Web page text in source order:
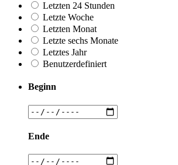
Letzten 24 Stunden
Letzte Woche
Letzten Monat
Letzte sechs Monate
Letztes Jahr
Benutzerdefiniert
Beginn
Ende